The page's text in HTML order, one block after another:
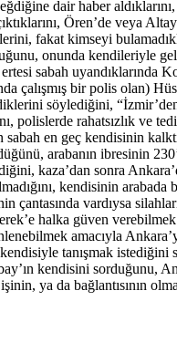
dair haber
Ören’de veya
fakat kimseyi
onunda
sabah
çalışmış bir polis olan)
söylediğini,
polislerde rahatsızlık
en geç kendisinin
arabanın ibresinin
kaza’dan sonra
kendisinin
çantasında vardıysa
halka güven
amacıyla
tanışmak
kendisini sorduğunu,
ya da bağlantısının